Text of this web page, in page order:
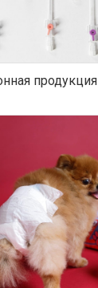
продукция